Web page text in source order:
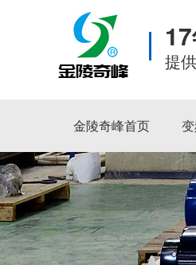
提
金陵奇峰首页